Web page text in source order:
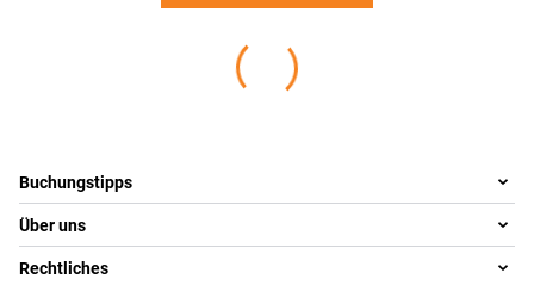
Footer navigation
Buchungstipps
Warum im Reisebüro buchen
Reisewelten
Über uns
Team
Rechtliches